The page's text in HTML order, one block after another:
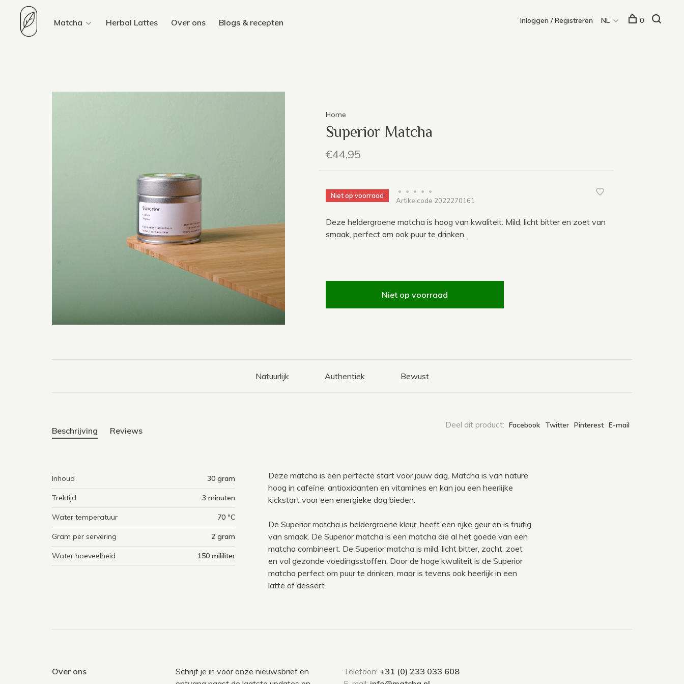
Matcha Herbal Lattes Over ons Blogs & recepten Inloggen / Registreren NL 0
Home
Superior Matcha
€44,95
Niet op voorraad
• • • •
•
Artikelcode 2022270161
Deze heldergroene matcha is hoog van kwaliteit. Mild, licht bitter en zoet van
smaak, perfect om ook puur te drinken.
Niet op voorraad
Natuurlijk Authentiek Bewust
Deel dit product: Facebook Twitter Pinterest E-mail
Beschrijving Reviews
Inhoud 30 gram
Trektijd 3 minuten
Water temperatuur 70 ºC
Gram per servering 2 gram
Water hoeveelheid 150 mililiter
Deze matcha is een perfecte start voor jouw dag. Matcha is van nature
hoog in cafeïne, antioxidanten en vitamines en kan jou een heerlijke
kickstart voor een energieke dag bieden.
De Superior matcha is heldergroene kleur, heeft een rijke geur en is fruitig
van smaak. De Superior matcha is een matcha die al het goede van een
matcha combineert. De Superior matcha is mild, licht bitter, zacht, zoet
en vol gezonde voedingsstoffen. Door de hoge kwaliteit is de Superior
matcha perfect om puur te drinken, maar is tevens ook heerlijk in een
latte of dessert.
Over ons
Schrijf je in voor onze nieuwsbrief en
Telefoon: +31 (0) 233 033 608